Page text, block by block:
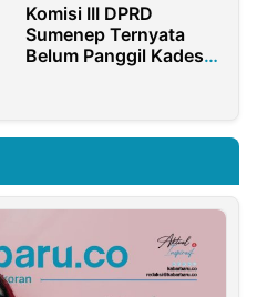
Komisi III DPRD
Sumenep Ternyata
Belum Panggil Kades